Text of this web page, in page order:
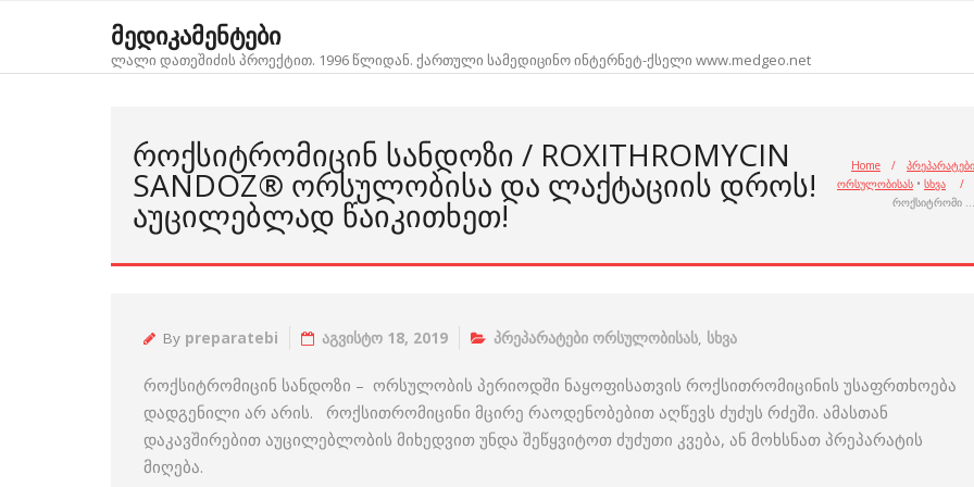
მედიკამენტები
ლალი დათეშიძის პროექტით. 1996 წლიდან. ქართული სამედიცინო ინტერნეტ-ქსელი www.medgeo.net
ᲠᲝᲥᲡᲘᲢᲠᲝᲛᲘᲪᲘᲜ ᲡᲐᲜᲓᲝᲖᲘ / ROXITHROMYCIN
SANDOZ® ᲝᲠᲡᲣᲚᲝᲑᲘᲡᲐ ᲓᲐ ᲚᲐᲥᲢᲐᲪᲘᲘᲡ ᲓᲠᲝᲡ!
ᲐᲣᲪᲘᲚᲔᲑᲚᲐᲓ ᲬᲐᲘᲙᲘᲗᲮᲔᲗ!
Home /
პრეპარატები
ორსულობისას • სხვა
/
როქსიტრომი …
By preparatebi აგვისტო 18, 2019 პრეპარატები ორსულობისას, სხვა
როქსიტრომიცინ სანდოზი – ორსულობის პერიოდში ნაყოფისათვის როქსითრომიცინის უსაფრთხოება
დადგენილი არ არის. როქსითრომიცინი მცირე რაოდენობებით აღწევს ძუძუს რძეში. ამასთან
დაკავშირებით აუცილებლობის მიხედვით უნდა შეწყვიტოთ ძუძუთი კვება, ან მოხსნათ პრეპარატის
მიღება.